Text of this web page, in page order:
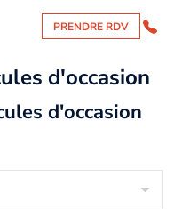
PRENDRE RDV
d'occasion
d'occasion